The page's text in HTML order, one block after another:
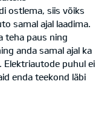
ostlema, siis võiks
samal ajal laadima.
teha paus ning
anda samal ajal ka
Elektriautode puhul ei
enda teekond läbi